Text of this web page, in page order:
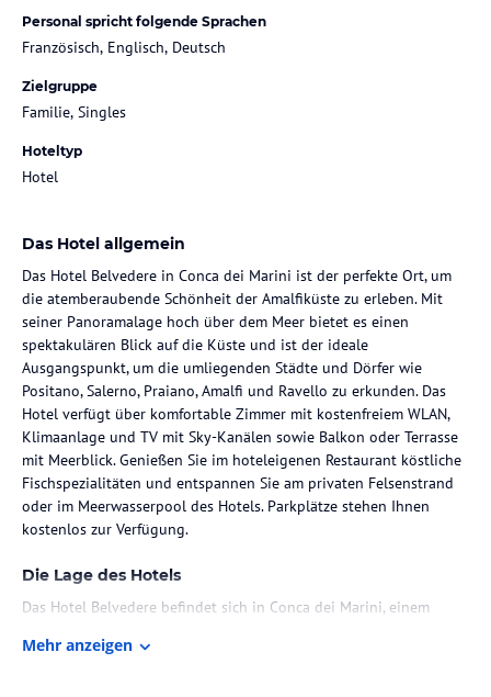
Personal spricht folgende Sprachen
Französisch, Englisch, Deutsch
Zielgruppe
Familie, Singles
Hoteltyp
Hotel
Das Hotel allgemein
Das Hotel Belvedere in Conca dei Marini ist der perfekte Ort, um
die atemberaubende Schönheit der Amalfiküste zu erleben. Mit
seiner Panoramalage hoch über dem Meer bietet es einen
spektakulären Blick auf die Küste und ist der ideale
Ausgangspunkt, um die umliegenden Städte und Dörfer wie
Positano, Salerno, Praiano, Amalfi und Ravello zu erkunden. Das
Hotel verfügt über komfortable Zimmer mit kostenfreiem WLAN,
Klimaanlage und TV mit Sky-Kanälen sowie Balkon oder Terrasse
mit Meerblick. Genießen Sie im hoteleigenen Restaurant köstliche
Fischspezialitäten und entspannen Sie am privaten Felsenstrand
oder im Meerwasserpool des Hotels. Parkplätze stehen Ihnen
kostenlos zur Verfügung.
Die Lage des Hotels
Das Hotel Belvedere befindet sich in Conca dei Marini, einem
einen atemberaubenden Blick auf das Meer und die umliegende
Mehr anzeigen